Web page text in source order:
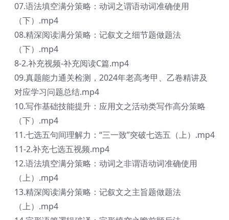
07.语法填空满分策略：动词之谓语动词准确使用
（下）.mp4
08.精深阅读满分策略：记叙文之细节题做题法
（下）.mp4
8-2.补充视频-补充阅读C篇.mp4
09.真题能力通关检测，2024年老高考甲、乙卷精讲及
对应学习问题总结.mp4
10.写作基础技能提升：应用文之活动类写作高分策略
（下）.mp4
11.七选五句间理解力：“三一致”突破七选五（上）.mp4
11-2.补充七选五视频.mp4
12.语法填空满分策略：动词之非谓语动词准确使用
（上）.mp4
13.精深阅读满分策略：记叙文之主旨题做题法
（上）.mp4